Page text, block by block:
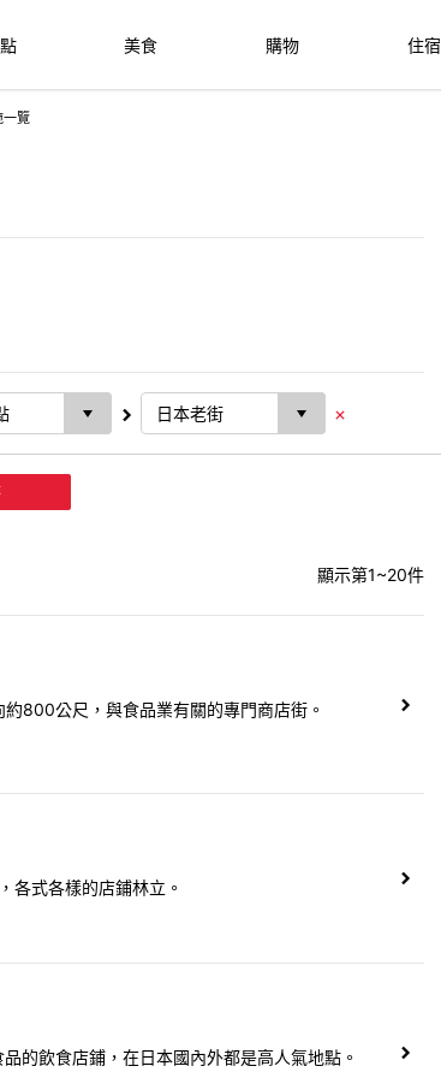
美食 購物 住宿
一覽
顯示第1~20件
800公尺，與食品業有關的專門商店街。
各式各樣的店鋪林立。
的飲食店鋪，在日本國內外都是高人氣地點。